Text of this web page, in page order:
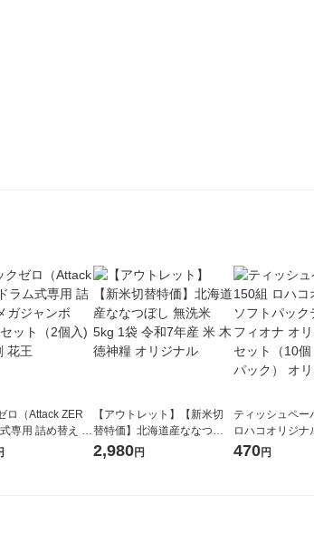
ロ（Attack ZER
専用 詰め替え メ
2300g 1セット
【アウトレット】【新米切
替特価】北海道産ななつぼ
し 無洗米 5kg 1袋 令和7年産
2,980円
ティッシュペー
ロハコオリジナ
ックティッシュ
470円